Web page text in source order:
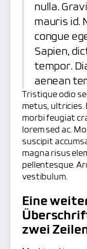
nulla.
mauris id.
congue
Sapien,
tempor.
aenean
Tristique odio
metus,
morbi feugiat
lorem sed ac.
suscipit
magna risus
pellentesque.
vestibulum.
Eine
zwei